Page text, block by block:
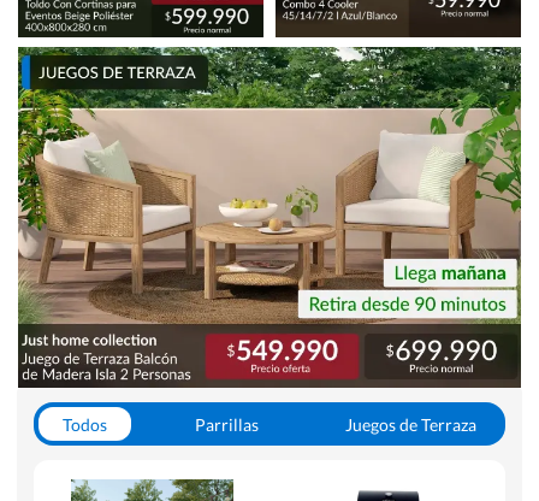
Todos Parrillas
Juegos de Terraza